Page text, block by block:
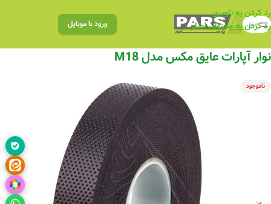
رد کردن به ناوبری
رد کردن به محتوای اصلی
منو ورود با موبایل
نوار آپارات عایق مکس مدل M18
ناموجود